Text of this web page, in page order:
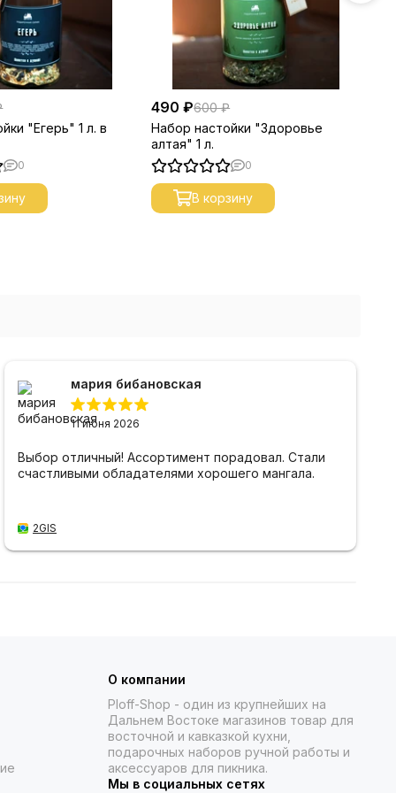
"Егерь" 1 л. в
0
490 ₽600 ₽
Набор настойки "Здоровье
алтая" 1 л.
0
В корзину
мария бибановская
11 июня 2026
Выбор отличный! Ассортимент порадовал. Стали
счастливыми обладателями хорошего мангала.
2GIS
О компании
Ploff-Shop - один из крупнейших на
Дальнем Востоке магазинов товар для
восточной и кавказкой кухни,
подарочных наборов ручной работы и
аксессуаров для пикника.
Мы в социальных сетях